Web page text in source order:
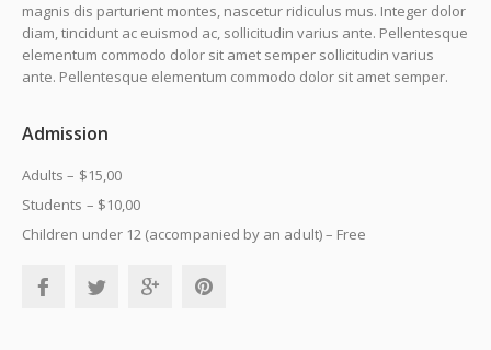
magnis dis parturient montes, nascetur ridiculus mus. Integer dolor
diam, tincidunt ac euismod ac, sollicitudin varius ante. Pellentesque
elementum commodo dolor sit amet semper sollicitudin varius
ante. Pellentesque elementum commodo dolor sit amet semper.
Admission
Adults – $15,00
Students – $10,00
Children under 12 (accompanied by an adult) – Free